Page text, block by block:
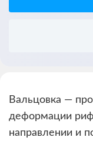
Вальцовка —
деформации
направлении и